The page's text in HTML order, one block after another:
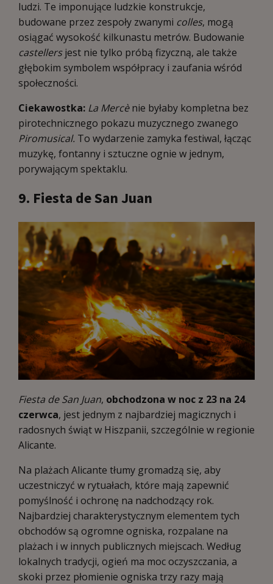
ludzi. Te imponujące ludzkie konstrukcje,
budowane przez zespoły zwanymi colles, mogą
osiągać wysokość kilkunastu metrów. Budowanie
castellersjest nie tylko próbą fizyczną, ale także
głębokim symbolem współpracy i zaufania wśród
społeczności.
Ciekawostka: La Mercènie byłaby kompletna bez
pirotechnicznego pokazu muzycznego zwanego
Piromusical. To wydarzenie zamyka festiwal, łącząc
muzykę, fontanny i sztuczne ognie w jednym,
porywającym spektaklu.
9. Fiesta de San Juan
Fiesta de San Juan, obchodzona w noc z 23 na 24
czerwca, jest jednym z najbardziej magicznych i
radosnych świąt w Hiszpanii, szczególnie w regionie
Alicante.
Na plażach Alicante tłumy gromadzą się, aby
uczestniczyć w rytuałach, które mają zapewnić
pomyślność i ochronę na nadchodzący rok.
Najbardziej charakterystycznym elementem tych
obchodów są ogromne ogniska, rozpalane na
plażach i w innych publicznych miejscach. Według
lokalnych tradycji, ogień ma moc oczyszczania, a
skoki przez płomienie ogniska trzy razy mają